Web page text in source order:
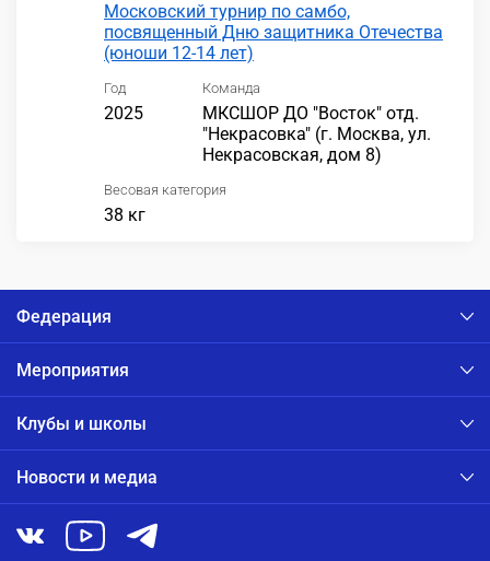
Московский турнир по самбо,
посвященный Дню защитника Отечества
(юноши 12-14 лет)
Год
2025
Команда
МКСШОР ДО "Восток" отд.
"Некрасовка" (г. Москва, ул.
Некрасовская, дом 8)
Весовая категория
38 кг
Федерация
Мероприятия
Клубы и школы
Новости и медиа